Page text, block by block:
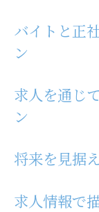
バイトと正
ン
求人を通じ
ン
将来を見据
求人情報で